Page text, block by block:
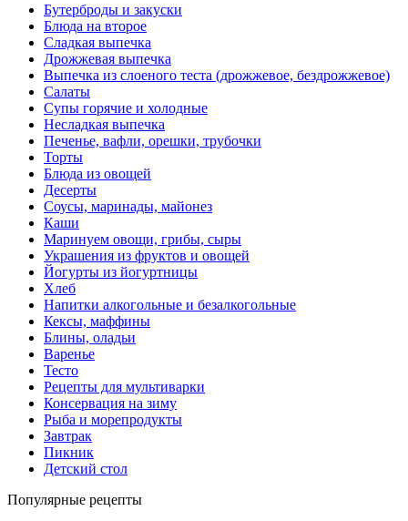
Бутерброды и закуски
Блюда на второе
Сладкая выпечка
Дрожжевая выпечка
Выпечка из слоеного теста (дрожжевое, бездрожжевое)
Салаты
Супы горячие и холодные
Несладкая выпечка
Печенье, вафли, орешки, трубочки
Торты
Блюда из овощей
Десерты
Соусы, маринады, майонез
Каши
Маринуем овощи, грибы, сыры
Украшения из фруктов и овощей
Йогурты из йогуртницы
Хлеб
Напитки алкогольные и безалкогольные
Кексы, маффины
Блины, оладьи
Варенье
Тесто
Рецепты для мультиварки
Консервация на зиму
Рыба и морепродукты
Завтрак
Пикник
Детский стол
Популярные рецепты